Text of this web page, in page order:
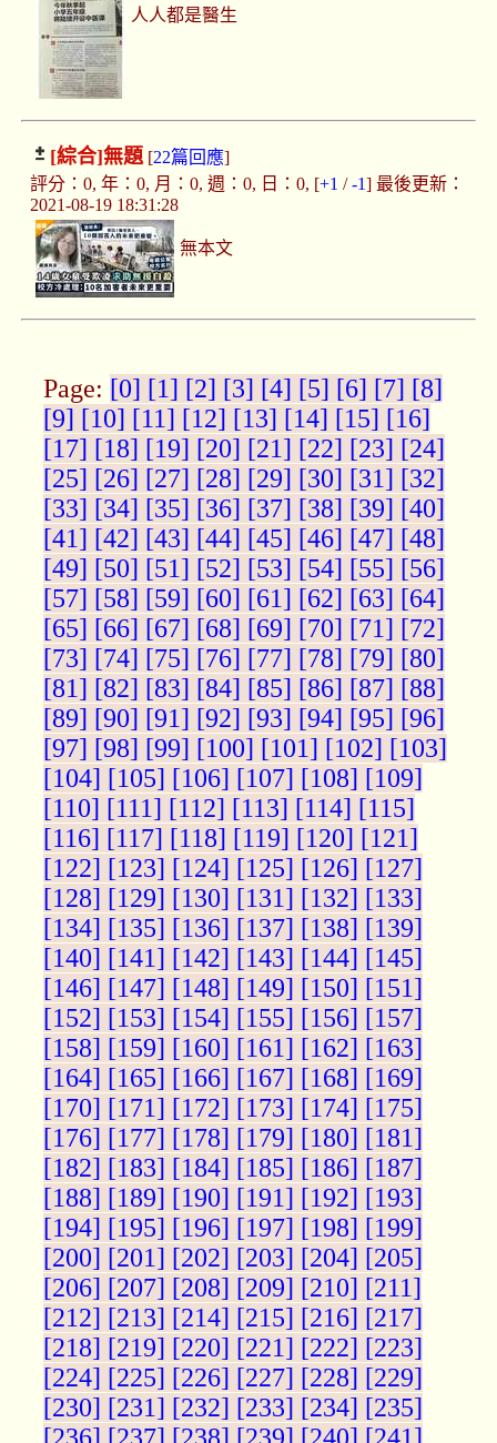
人人都是醫生
[綜合]無題[22篇回應]
評分：0, 年：0, 月：0, 週：0, 日：0, [+1 /-1] 最後更新：
2021-08-19 18:31:28
無本文
Page: [0] [1] [2] [3] [4] [5] [6] [7] [8]
[9] [10] [11] [12] [13] [14] [15] [16]
[17] [18] [19] [20] [21] [22] [23] [24]
[25] [26] [27] [28] [29] [30] [31] [32]
[33] [34] [35] [36] [37] [38] [39] [40]
[41] [42] [43] [44] [45] [46] [47] [48]
[49] [50] [51] [52] [53] [54] [55] [56]
[57] [58] [59] [60] [61] [62] [63] [64]
[65] [66] [67] [68] [69] [70] [71] [72]
[73] [74] [75] [76] [77] [78] [79] [80]
[81] [82] [83] [84] [85] [86] [87] [88]
[89] [90] [91] [92] [93] [94] [95] [96]
[97] [98] [99] [100] [101] [102] [103]
[104] [105] [106] [107] [108] [109]
[110] [111] [112] [113] [114] [115]
[116] [117] [118] [119] [120] [121]
[122] [123] [124] [125] [126] [127]
[128] [129] [130] [131] [132] [133]
[134] [135] [136] [137] [138] [139]
[140] [141] [142] [143] [144] [145]
[146] [147] [148] [149] [150] [151]
[152] [153] [154] [155] [156] [157]
[158] [159] [160] [161] [162] [163]
[164] [165] [166] [167] [168] [169]
[170] [171] [172] [173] [174] [175]
[176] [177] [178] [179] [180] [181]
[182] [183] [184] [185] [186] [187]
[188] [189] [190] [191] [192] [193]
[194] [195] [196] [197] [198] [199]
[200] [201] [202] [203] [204] [205]
[206] [207] [208] [209] [210] [211]
[212] [213] [214] [215] [216] [217]
[218] [219] [220] [221] [222] [223]
[224] [225] [226] [227] [228] [229]
[230] [231] [232] [233] [234] [235]